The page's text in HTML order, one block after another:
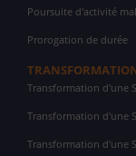
Poursuite d'activité
Prorogation de durée
Transformation d'une
Transformation d'une
Transformation d'une